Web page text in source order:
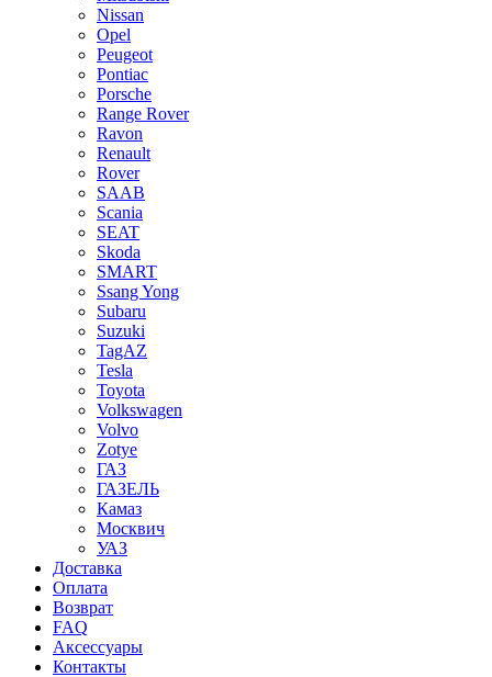
Nissan
Opel
Peugeot
Pontiac
Porsche
Range Rover
Ravon
Renault
Rover
SAAB
Scania
SEAT
Skoda
SMART
Ssang Yong
Subaru
Suzuki
TagAZ
Tesla
Toyota
Volkswagen
Volvo
Zotye
ГАЗ
ГАЗЕЛЬ
Камаз
Москвич
УАЗ
Доставка
Оплата
Возврат
FAQ
Аксессуары
Контакты